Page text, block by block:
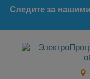
Следите за